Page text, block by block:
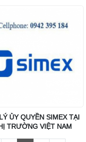
ỦY QUYỀN SIMEX TẠI
TRƯỜNG VIỆT NAM